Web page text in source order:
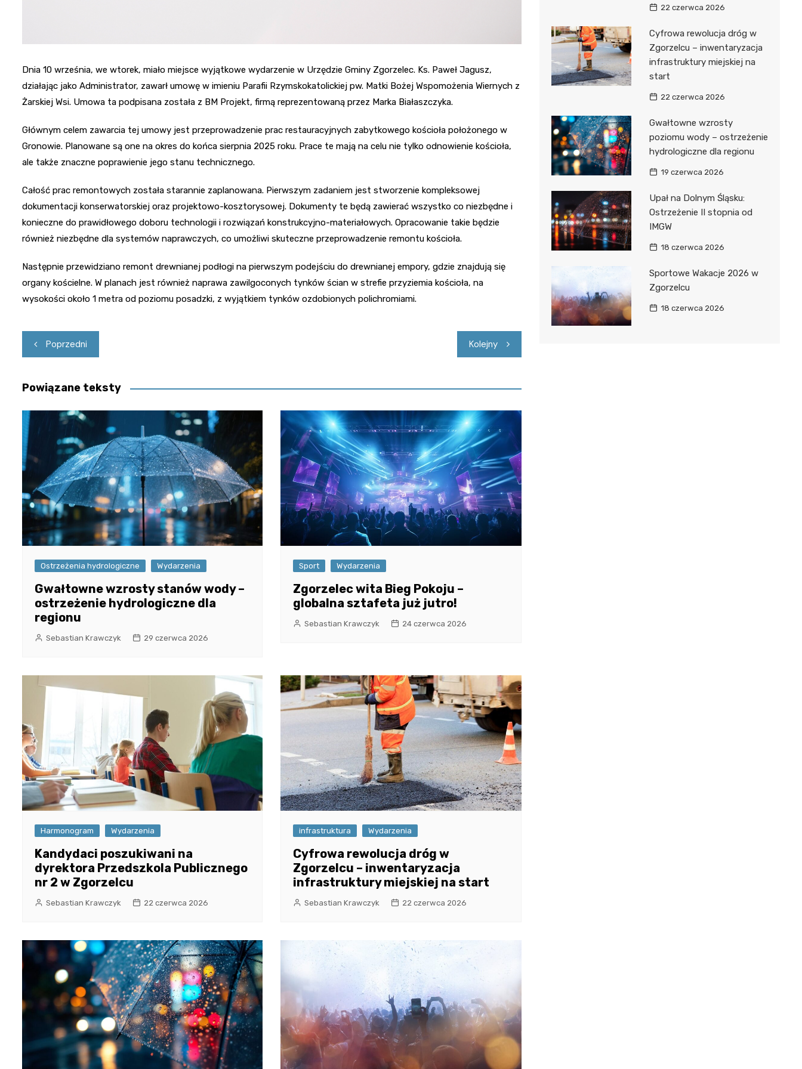
Dnia 10 września, we wtorek, miało miejsce wyjątkowe wydarzenie w Urzędzie Gminy Zgorzelec. Ks. Paweł Jagusz,
działając jako Administrator, zawarł umowę w imieniu Parafii Rzymskokatolickiej pw. Matki Bożej Wspomożenia Wiernych z
Żarskiej Wsi. Umowa ta podpisana została z BM Projekt, firmą reprezentowaną przez Marka Białaszczyka.
Głównym celem zawarcia tej umowy jest przeprowadzenie prac restauracyjnych zabytkowego kościoła położonego w
Gronowie. Planowane są one na okres do końca sierpnia 2025 roku. Prace te mają na celu nie tylko odnowienie kościoła,
ale także znaczne poprawienie jego stanu technicznego.
Całość prac remontowych została starannie zaplanowana. Pierwszym zadaniem jest stworzenie kompleksowej
dokumentacji konserwatorskiej oraz projektowo-kosztorysowej. Dokumenty te będą zawierać wszystko co niezbędne i
konieczne do prawidłowego doboru technologii i rozwiązań konstrukcyjno-materiałowych. Opracowanie takie będzie
również niezbędne dla systemów naprawczych, co umożliwi skuteczne przeprowadzenie remontu kościoła.
Następnie przewidziano remont drewnianej podłogi na pierwszym podejściu do drewnianej empory, gdzie znajdują się
organy kościelne. W planach jest również naprawa zawilgoconych tynków ścian w strefie przyziemia kościoła, na
wysokości około 1 metra od poziomu posadzki, z wyjątkiem tynków ozdobionych polichromiami.
Nawigacja
wpisu
Poprzedni Kolejny
Powiązane teksty
Ostrzeżenia hydrologiczne Wydarzenia
Gwałtowne wzrosty stanów wody –
ostrzeżenie hydrologiczne dla
regionu
Sebastian Krawczyk 29 czerwca 2026
Sport Wydarzenia
Zgorzelec wita Bieg Pokoju –
globalna sztafeta już jutro!
Sebastian Krawczyk 24 czerwca 2026
Harmonogram Wydarzenia
Kandydaci poszukiwani na
dyrektora Przedszkola Publicznego
nr 2 w Zgorzelcu
Sebastian Krawczyk 22 czerwca 2026
infrastruktura Wydarzenia
Cyfrowa rewolucja dróg w
Zgorzelcu – inwentaryzacja
infrastruktury miejskiej na start
Sebastian Krawczyk 22 czerwca 2026
22 czerwca 2026
Cyfrowa rewolucja dróg w
Zgorzelcu – inwentaryzacja
infrastruktury miejskiej na
start
22 czerwca 2026
Gwałtowne wzrosty
poziomu wody – ostrzeżenie
hydrologiczne dla regionu
19 czerwca 2026
Upał na Dolnym Śląsku:
Ostrzeżenie II stopnia od
IMGW
18 czerwca 2026
Sportowe Wakacje 2026 w
Zgorzelcu
18 czerwca 2026